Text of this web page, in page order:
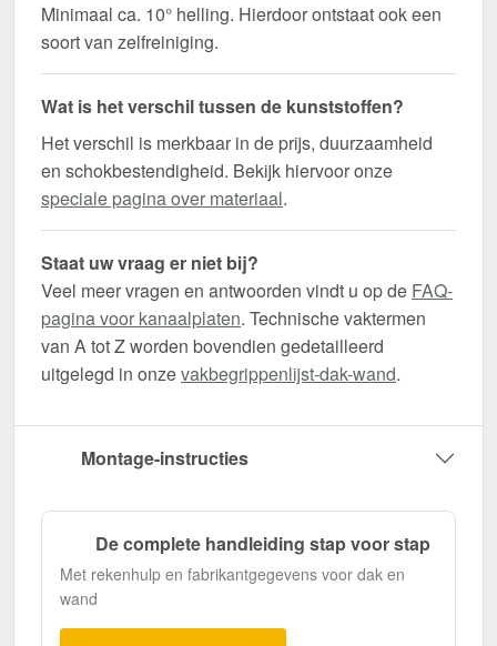
Minimaal ca. 10° helling. Hierdoor ontstaat ook een
soort van zelfreiniging.
Wat is het verschil tussen de kunststoffen?
Het verschil is merkbaar in de prijs, duurzaamheid
en schokbestendigheid. Bekijk hiervoor onze
speciale pagina over materiaal.
Staat uw vraag er niet bij?
Veel meer vragen en antwoorden vindt u op de FAQ-
pagina voor kanaalplaten. Technische vaktermen
van A tot Z worden bovendien gedetailleerd
uitgelegd in onzevakbegrippenlijst-dak-wand.
Montage-instructies
De complete handleiding stap voor stap
Met rekenhulp en fabrikantgegevens voor dak en
wand